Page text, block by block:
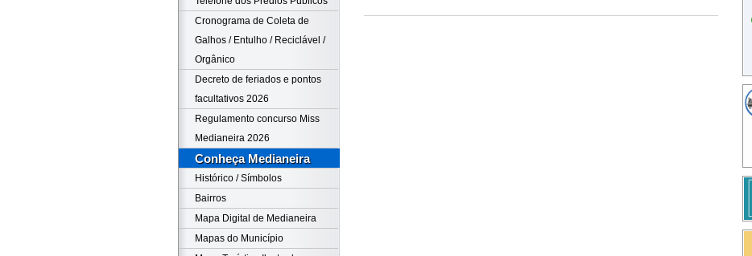
Cronograma de Coleta de
Galhos / Entulho / Reciclável /
Orgânico
Decreto de feriados e pontos
facultativos 2026
Regulamento concurso Miss
Medianeira 2026
Conheça Medianeira
Histórico / Símbolos
Bairros
Mapa Digital de Medianeira
Mapas do Município